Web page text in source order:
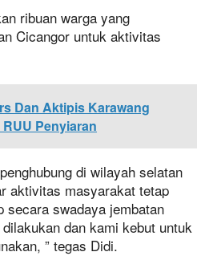
ribuan warga yang
Cicangor untuk aktivitas
Dan Aktipis Karawang
Penyiaran
di wilayah selatan
aktivitas masyarakat tetap
secara swadaya jembatan
dan kami kebut untuk
” tegas Didi.